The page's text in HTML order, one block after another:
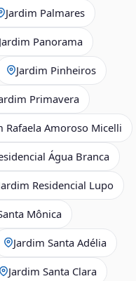
Jardim Palmares
Jardim Panorama
Jardim Pinheiros
Primavera
Rafaela Amoroso Micelli
Água Branca
Residencial Lupo
Mônica
Jardim Santa Adélia
Jardim Santa Clara